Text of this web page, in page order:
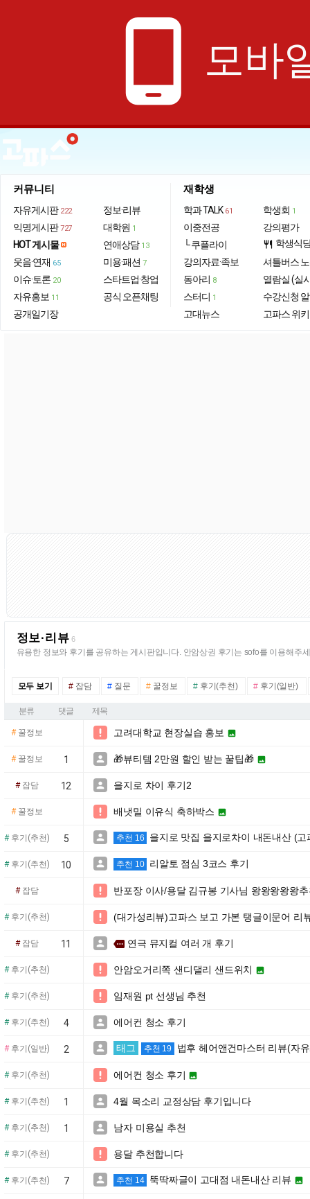
phone_android 모바
커뮤니티
자유게시판 222
익명게시판 727
HOT 게시물
웃음·연재 65
이슈·토론 20
자유홍보 11
공개일기장
정보·리뷰
대학원 1
연애상담 13
미용·패션 7
스타트업·창업
공식 오픈채팅
재학생
학과 TALK 61
이중전공
└ 쿠플라이
강의자료·족보
동아리 8
스터디 1
고대뉴스
학생회 1
강의평가
restaurant 학생식
셔틀버스
열람실 (실
수강신청
고파스 위키
정보·리뷰 6
유용한 정보와 후기를 공유하는 게시판입니다. 안암상권 후기는 sofo를 이용해주
모두 보기 # 잡담 # 질문 # 꿀정보 # 후기(추천) # 후기(일반)
분류 댓글 제목
#꿀정보  고려대학교 현장실습 홍보 
#꿀정보 1  🎁뷰티템 2만원 할인 받는 꿀팁🎁 
#잡담 12  을지로 차이 후기2
#꿀정보  배냇밀 이유식 축하박스 
#후기(추천) 5  추천 16 을지로 맛집 을지로차이 내돈내산 (
#후기(추천) 10  추천 10 리알토 점심 3코스 후기
#잡담  반포장 이사/용달 김규봉 기사님 왕왕왕왕왕
#후기(추천)  (대가성리뷰)고파스 보고 가본 탱글이문어 리
#잡담 11  more 연극 뮤지컬 여러 개 후기
#후기(추천)  안암오거리쪽 샌디댈리 샌드위치 
#후기(추천)  임재원 pt 선생님 추천
#후기(추천) 4  에어컨 청소 후기
#후기(일반) 2  태그 추천 19 법후 헤어앤건마스터 리뷰(자
#후기(추천)  에어컨 청소 후기 
#후기(추천) 1  4월 목소리 교정상담 후기입니다
#후기(추천) 1  남자 미용실 추천
#후기(추천)  용달 추천합니다
#후기(추천) 7  추천 14 뚝딱짜글이 고대점 내돈내산 리뷰 